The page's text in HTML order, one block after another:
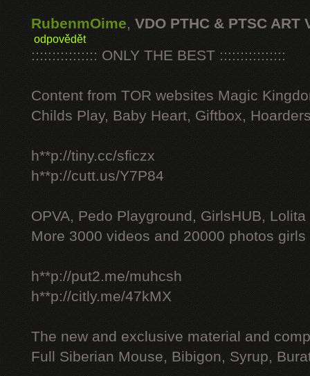
RubenmOime, VDO PTHC & PTSC ART
odpovědět
:::::::::::::::: ONLY THE BEST ::::::::::::::::
Content from TOR websites Magic
Childs Play, Baby Heart, Giftbox,
h**p://tiny.cc/sficzx
h**p://cutt.us/Y7P84
OPVA, Pedo Playground, GirlsHUB, Lolita
More 3000 videos and 20000 photos
h**p://put2.me/muhcsh
h**p://citly.me/47kMX
The new and exclusive material and
Full Siberian Mouse, Bibigon, Syrup,